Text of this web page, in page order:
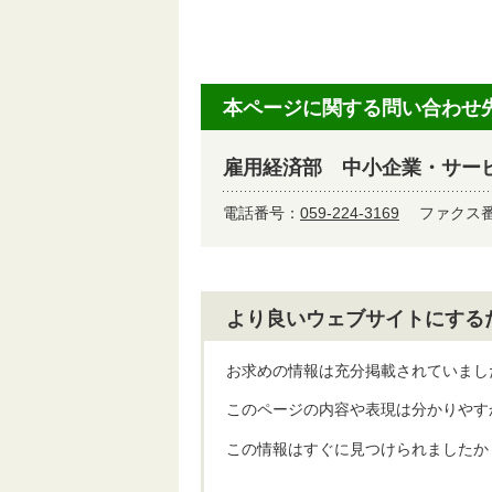
本ページに関する問い合わせ
雇用経済部 中小企業・サー
電話番号： 059-224-3169 ファクス
より良いウェブサイトにす
お求めの情報は充分掲載されていまし
このページの内容や表現は分かりやす
この情報はすぐに見つけられましたか